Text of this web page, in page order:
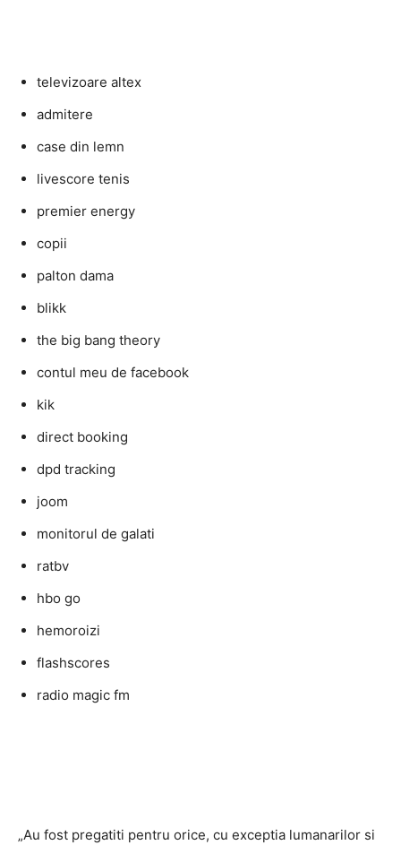
televizoare altex
admitere
case din lemn
livescore tenis
premier energy
copii
palton dama
blikk
the big bang theory
contul meu de facebook
kik
direct booking
dpd tracking
joom
monitorul de galati
ratbv
hbo go
hemoroizi
flashscores
radio magic fm
„Au fost pregatiti pentru orice, cu exceptia lumanarilor si